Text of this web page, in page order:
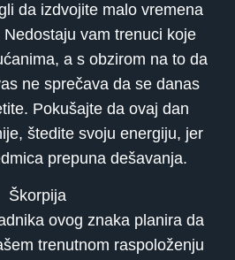
da izdvojite malo vremena
vam trenuci koje
a s obzirom na to da
ne sprečava da se danas
Pokušajte da ovaj dan
štedite svoju energiju, jer
prepuna dešavanja.
Škorpija
ovog znaka planira da
trenutnom raspoloženju